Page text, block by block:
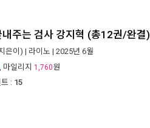
내주는 검사 강지혁 (총12권/완결)
은이) | 라이노 | 2025년 6월
, 마일리지 1,760원
: 15